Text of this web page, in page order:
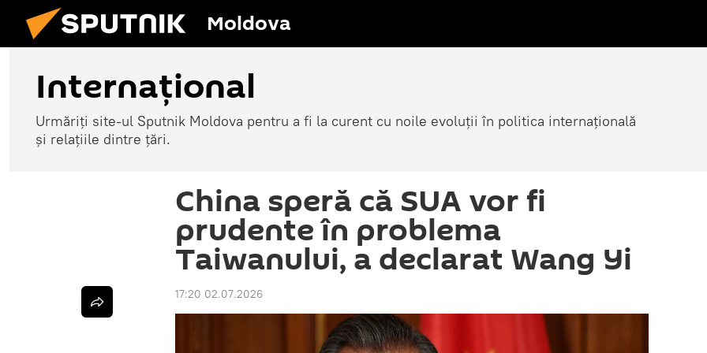
Moldova
Internațional
Urmăriți site-ul Sputnik Moldova pentru a fi la curent cu noile evoluții în politica internațională
și relațiile dintre țări.
China speră că SUA vor fi
prudente în problema
Taiwanului, a declarat Wang Yi
17:20 02.07.2026